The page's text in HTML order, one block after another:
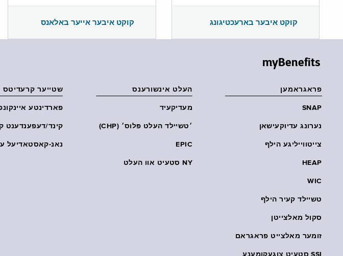
קוקט איבער אייער באלאנס קוקט איבער בארעכטיגונג
myBenefits
פראגראמען
SNAP
נערונג עדיוקעישאן
צייטווייליגע הילף
HEAP
WIC
טשיילד קעיר הילף
סקול מאלצייטן
זומער מאלצייט פראגראם
SSI סטעיט צוגעקומענע
העלט אינשורענס
מעדיקעיד
׳טשיילד העלט פּלוס׳ (CHP)
EPIC
NY סטעיט אוו העלט
שטייער קרעדיטס
פארדינטע
קינד/דעפענדענט
נאנ-קאסטאדיעל